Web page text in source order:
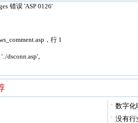
数字化
没有行